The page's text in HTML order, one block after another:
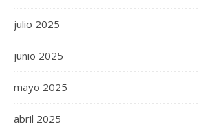
julio 2025
junio 2025
mayo 2025
abril 2025